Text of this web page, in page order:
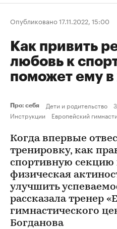
Опубликовано 17.11.2022, 15:00
Как привить
любовь к
поможет ему
Про: себя Дети и родительство
Инструкции
Европейский
Когда впервые
тренировку, как
спортивную секцию
физическая
улучшить
рассказала тренер
гимнастического
Богданова